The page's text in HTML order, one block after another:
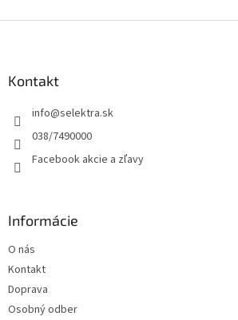
Kontakt
info@selektra.sk
038/7490000
Facebook akcie a zľavy
Informácie
O nás
Kontakt
Doprava
Osobný odber